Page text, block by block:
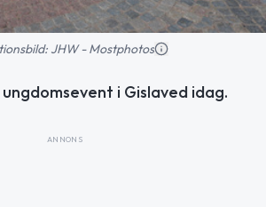
JHW - Mostphotos
i Gislaved idag.
ANNONS